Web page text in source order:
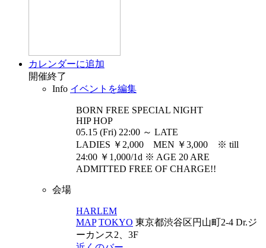
カレンダーに追加
開催終了
Info イベントを編集
BORN FREE SPECIAL NIGHT
HIP HOP
05.15 (Fri) 22:00 ～ LATE
LADIES ￥2,000 MEN ￥3,000 ※ till
24:00 ￥1,000/1d ※ AGE 20 ARE
ADMITTED FREE OF CHARGE!!
会場
HARLEM
MAP TOKYO 東京都渋谷区円山町2-4 Dr.ジ
ーカンス2、3F